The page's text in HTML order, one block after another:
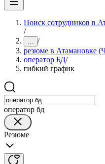
Поиск сотрудников в
/
... /
резюме в Атамановке
оператор БД/
гибкий график
оператор бд
Резюме